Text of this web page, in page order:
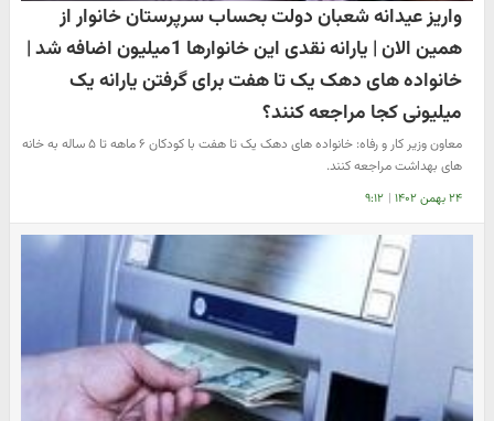
واریز عیدانه شعبان دولت بحساب سرپرستان خانوار از
همین الان | یارانه نقدی این خانوارها 1میلیون اضافه شد |
خانواده های دهک یک تا هفت برای گرفتن یارانه یک
میلیونی کجا مراجعه کنند؟
معاون وزیر کار و رفاه: خانواده های دهک یک تا هفت با کودکان ۶ ماهه تا ۵ ساله به خانه
های بهداشت مراجعه کنند.
۲۴ بهمن ۱۴۰۲ | ۹:۱۲